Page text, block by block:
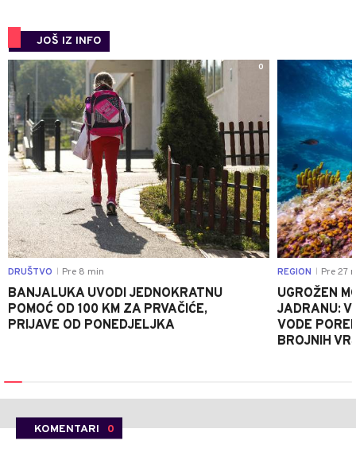
JOŠ IZ INFO
0
DRUŠTVO Pre 8 min
BANJALUKA UVODI JEDNOKRATNU
POMOĆ OD 100 KM ZA PRVAČIĆE,
PRIJAVE OD PONEDJELJKA
REGION Pre 27
UGROŽEN
JADRANU:
VODE
BROJNIH
KOMENTARI 0